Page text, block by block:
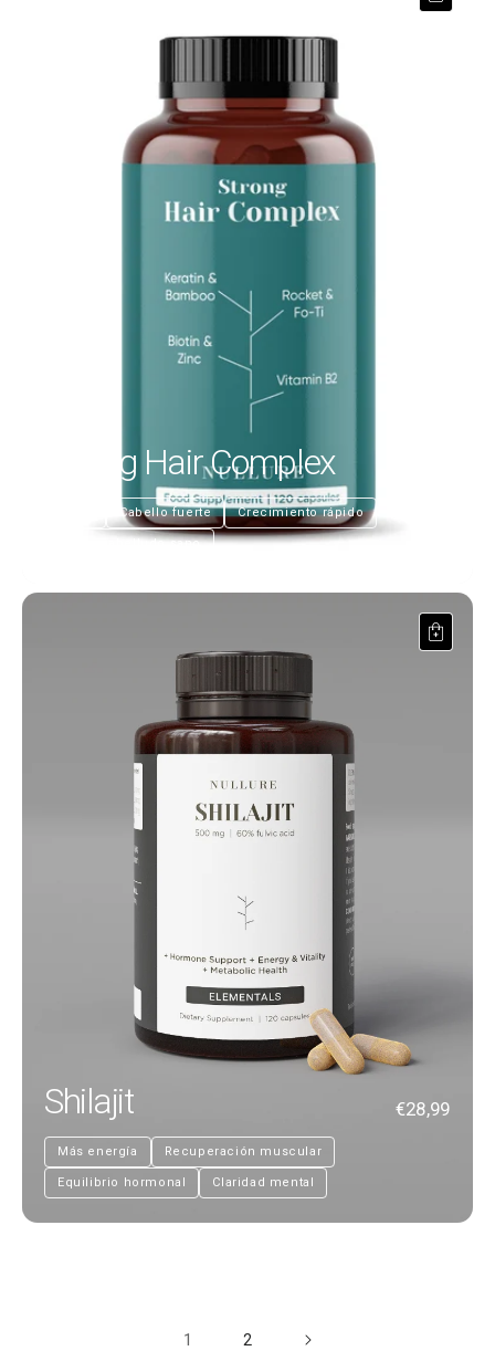
Strong Hair Complex
Cabello fuerte Crecimiento rápido
Cuero cabelludo sano
Shilajit
Shilajit €28,99
Más energía Recuperación muscular
Equilibrio hormonal Claridad mental
1 2